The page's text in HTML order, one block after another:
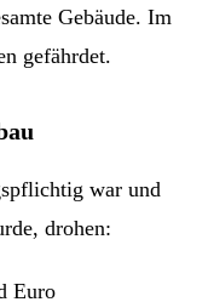
Gebäude. Im
gefährdet.
war und
drohen:
Euro